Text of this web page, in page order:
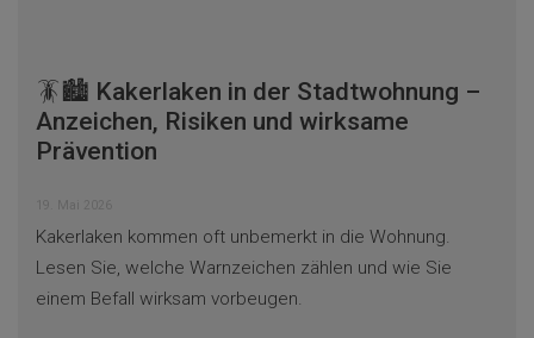
🪳🏙️ Kakerlaken in der Stadtwohnung –
Anzeichen, Risiken und wirksame
Prävention
Kakerlaken kommen oft unbemerkt in die Wohnung.
Lesen Sie, welche Warnzeichen zählen und wie Sie
einem Befall wirksam vorbeugen.